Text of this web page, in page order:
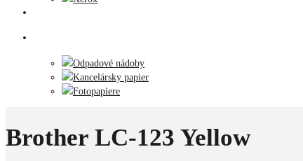
Odpadové nádoby
Kancelársky papier
Fotopapiere
Brother LC-123 Yellow